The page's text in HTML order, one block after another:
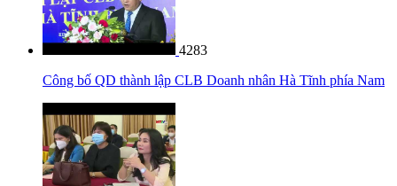
4283
Công bố QD thành lập CLB Doanh nhân Hà Tĩnh phía Nam